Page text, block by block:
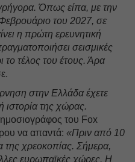
Όπως είπα, με την
του 2027, σε
η πρώτη ερευνητική
σεισμικές
το τέλος του έτους. Άρα
στην Ελλάδα έχετε
ιστορία της χώρας.
του Fox
να απαντά: «Πριν από 10
της χρεοκοπίας. Σήμερα,
ευρωπαϊκές χώρες. Η